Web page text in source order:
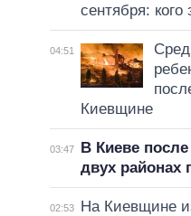
сентября: кого
04:51
Киевщине
03:47
В Киеве
двух
02:53
На Киевщине